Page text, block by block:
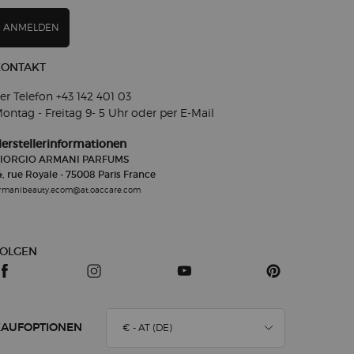
ANMELDEN
Telefon +43 142 401 03​
- Freitag 9- 5 Uhr oder per E-Mail
ARMANI PARFUMS
rue Royale - 75008 Paris France
€ - AT (DE)